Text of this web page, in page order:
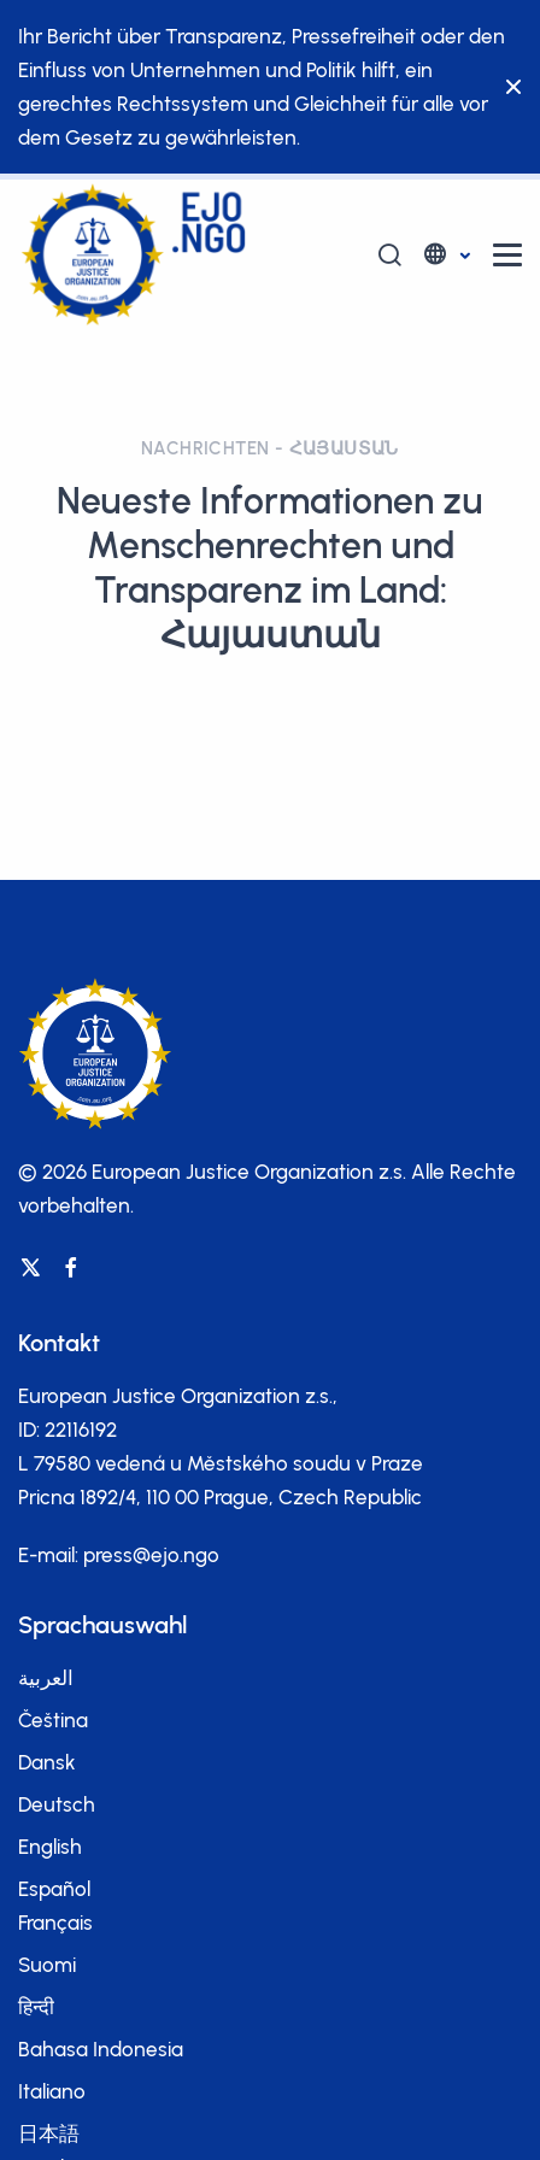
Ihr Bericht über Transparenz, Pressefreiheit oder den
Einfluss von Unternehmen und Politik hilft, ein
gerechtes Rechtssystem und Gleichheit für alle vor
dem Gesetz zu gewährleisten.
NACHRICHTEN - ՀԱՅԱՍՏԱՆ
Neueste Informationen zu
Menschenrechten und
Transparenz im Land:
Հայաստան
© 2026 European Justice Organization z.s. Alle Rechte
vorbehalten.
Kontakt
European Justice Organization z.s.,
ID: 22116192
L 79580 vedená u Městského soudu v Praze
Pricna 1892/4, 110 00 Prague, Czech Republic
E-mail: press@ejo.ngo
Sprachauswahl
العربية
Čeština
Dansk
Deutsch
English
Español
Français
Suomi
हिन्दी
Bahasa Indonesia
Italiano
日本語